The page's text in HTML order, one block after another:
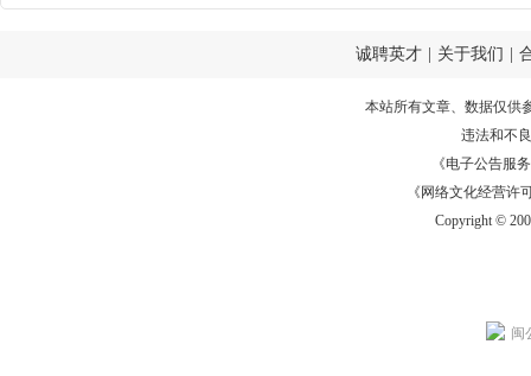
诚聘英才 关于我们
本站所有文章、数据仅供
违法和不
《电子公告服务
《网络文化经营许
Copyright ©
闽